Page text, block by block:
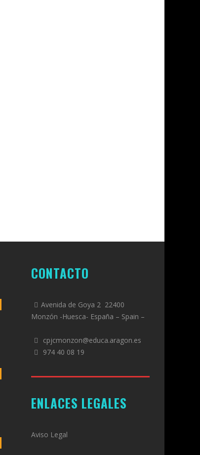
CONTACTO
Avenida de Goya 2 22400
Monzón -Huesca- España – Spain –
cpjcmonzon@educa.aragon.es
974 40 08 19
ENLACES LEGALES
Aviso Legal